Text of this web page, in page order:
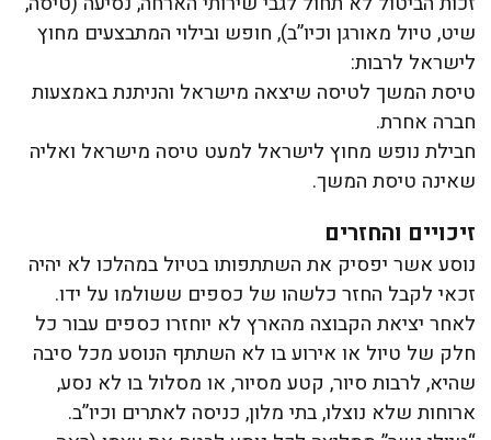
שיט, טיול מאורגן וכיו”ב), חופש ובילוי המתבצעים מחוץ
לישראל לרבות:
טיסת המשך לטיסה שיצאה מישראל והניתנת באמצעות
חברה אחרת.
חבילת נופש מחוץ לישראל למעט טיסה מישראל ואליה
שאינה טיסת המשך.
זיכויים והחזרים
נוסע אשר יפסיק את השתתפותו בטיול במהלכו לא יהיה
זכאי לקבל החזר כלשהו של כספים ששולמו על ידו.
לאחר יציאת הקבוצה מהארץ לא יוחזרו כספים עבור כל
חלק של טיול או אירוע בו לא השתתף הנוסע מכל סיבה
שהיא, לרבות סיור, קטע מסיור, או מסלול בו לא נסע,
ארוחות שלא נוצלו, בתי מלון, כניסה לאתרים וכיו”ב.